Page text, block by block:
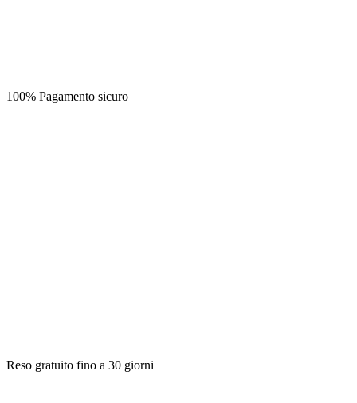
100% Pagamento sicuro
Reso gratuito fino a 30 giorni